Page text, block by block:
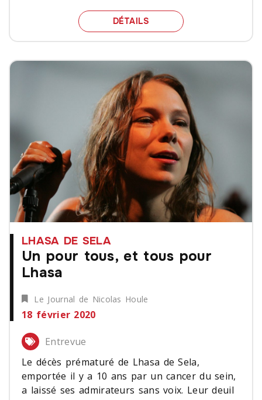
DÉTAILS LES COULEURS DE LA
LHASA DE SELA
Un pour tous, et tous pour
Lhasa
Le Journal de Nicolas Houle
18 février 2020
Entrevue
Le décès prématuré de Lhasa de Sela,
emportée il y a 10 ans par un cancer du sein,
a laissé ses admirateurs sans voix. Leur deuil